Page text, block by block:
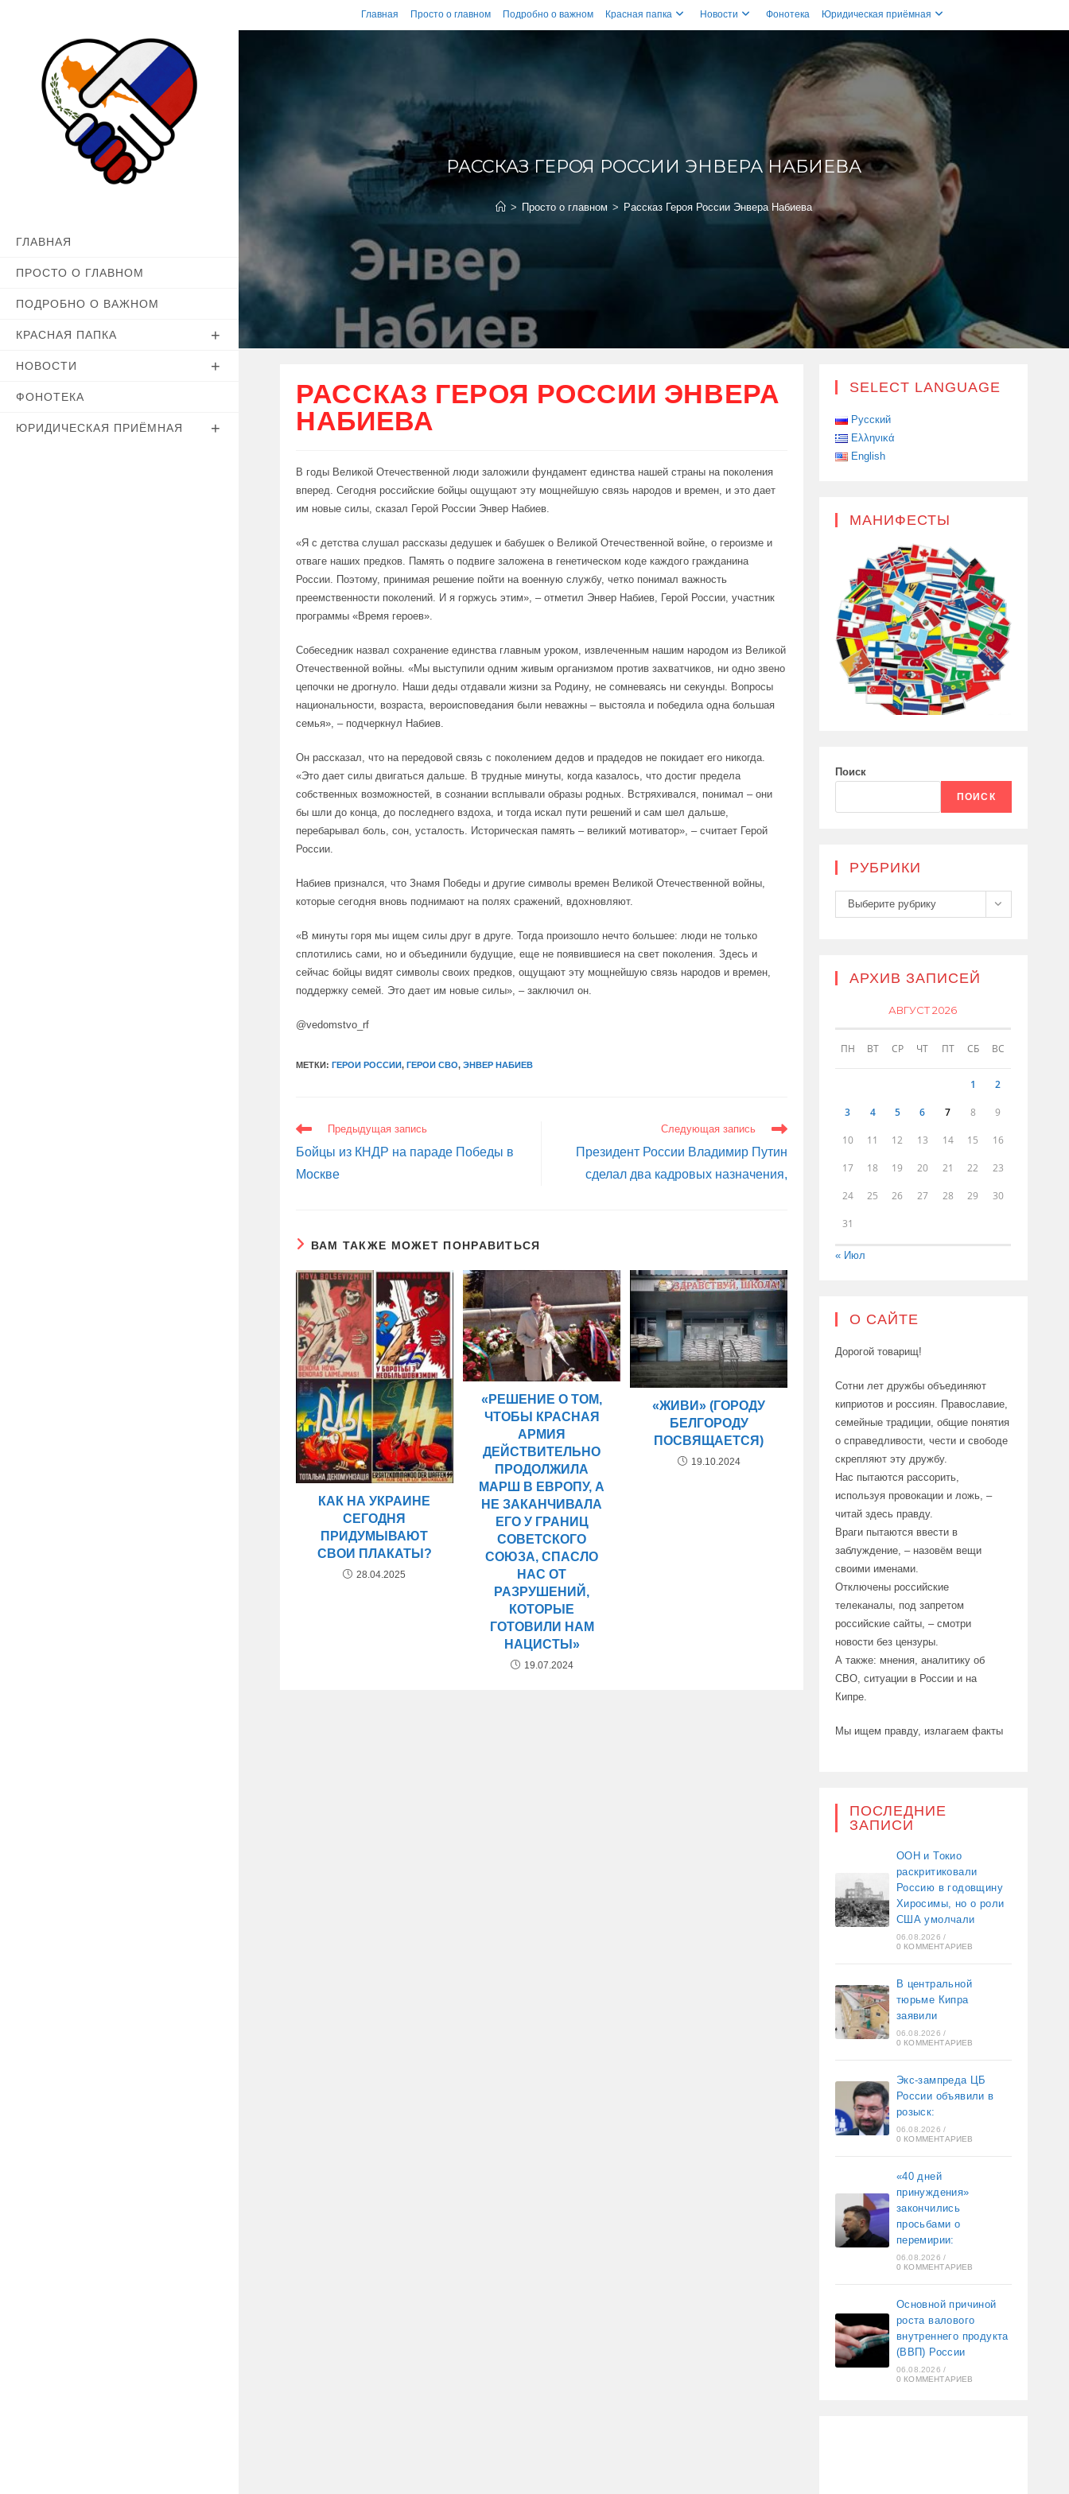
к
Главная Просто о главном Подробно о важном Красная папка Новости Фонотека Юридическая приёмная
ГЛАВНАЯ
ПРОСТО О ГЛАВНОМ
ПОДРОБНО О ВАЖНОМ
КРАСНАЯ ПАПКА
НОВОСТИ
ФОНОТЕКА
ЮРИДИЧЕСКАЯ ПРИЁМНАЯ
РАССКАЗ ГЕРОЯ РОССИИ ЭНВЕРА НАБИЕВА
> Просто о главном > Рассказ Героя России Энвера Набиева
РАССКАЗ ГЕРОЯ РОССИИ ЭНВЕРА
НАБИЕВА
В годы Великой Отечественной люди заложили фундамент единства нашей страны на поколения
вперед. Сегодня российские бойцы ощущают эту мощнейшую связь народов и времен, и это дает
им новые силы, сказал Герой России Энвер Набиев.
«Я с детства слушал рассказы дедушек и бабушек о Великой Отечественной войне, о героизме и
отваге наших предков. Память о подвиге заложена в генетическом коде каждого гражданина
России. Поэтому, принимая решение пойти на военную службу, четко понимал важность
преемственности поколений. И я горжусь этим», – отметил Энвер Набиев, Герой России, участник
программы «Время героев».
Собеседник назвал сохранение единства главным уроком, извлеченным нашим народом из Великой
Отечественной войны. «Мы выступили одним живым организмом против захватчиков, ни одно звено
цепочки не дрогнуло. Наши деды отдавали жизни за Родину, не сомневаясь ни секунды. Вопросы
национальности, возраста, вероисповедания были неважны – выстояла и победила одна большая
семья», – подчеркнул Набиев.
Он рассказал, что на передовой связь с поколением дедов и прадедов не покидает его никогда.
«Это дает силы двигаться дальше. В трудные минуты, когда казалось, что достиг предела
собственных возможностей, в сознании всплывали образы родных. Встряхивался, понимал – они
бы шли до конца, до последнего вздоха, и тогда искал пути решений и сам шел дальше,
перебарывал боль, сон, усталость. Историческая память – великий мотиватор», – считает Герой
России.
Набиев признался, что Знамя Победы и другие символы времен Великой Отечественной войны,
которые сегодня вновь поднимают на полях сражений, вдохновляют.
«В минуты горя мы ищем силы друг в друге. Тогда произошло нечто большее: люди не только
сплотились сами, но и объединили будущие, еще не появившиеся на свет поколения. Здесь и
сейчас бойцы видят символы своих предков, ощущают эту мощнейшую связь народов и времен,
поддержку семей. Это дает им новые силы», – заключил он.
@vedomstvo_rf
МЕТКИ:ГЕРОИ РОССИИ, ГЕРОИ СВО, ЭНВЕР НАБИЕВ
ЕЩЕ
СТАТЬИ
Предыдущая запись
Бойцы из КНДР на параде Победы в
Москве
Следующая запись
Президент России Владимир Путин
сделал два кадровых назначения,
ВАМ ТАКЖЕ МОЖЕТ ПОНРАВИТЬСЯ
КАК НА УКРАИНЕ
СЕГОДНЯ
ПРИДУМЫВАЮТ
СВОИ ПЛАКАТЫ?
28.04.2025
«РЕШЕНИЕ О ТОМ,
ЧТОБЫ КРАСНАЯ
АРМИЯ
ДЕЙСТВИТЕЛЬНО
ПРОДОЛЖИЛА
МАРШ В ЕВРОПУ, А
НЕ ЗАКАНЧИВАЛА
ЕГО У ГРАНИЦ
СОВЕТСКОГО
СОЮЗА, СПАСЛО
НАС ОТ
РАЗРУШЕНИЙ,
КОТОРЫЕ
ГОТОВИЛИ НАМ
НАЦИСТЫ»
19.07.2024
«ЖИВИ» (ГОРОДУ
БЕЛГОРОДУ
ПОСВЯЩАЕТСЯ)
19.10.2024
SELECT LANGUAGE
Русский
Ελληνικά
English
МАНИФЕСТЫ
Поиск
ПОИСК
РУБРИКИ
Рубрики
Выберите рубрику
АРХИВ ЗАПИСЕЙ
АВГУСТ 2026
ПН ВТ СР ЧТ ПТ СБ ВС
1 2
3 4 5 6 7 8 9
10 11 12 13 14 15 16
17 18 19 20 21 22 23
24 25 26 27 28 29 30
31
« Июл
О САЙТЕ
Дорогой товарищ!
Сотни лет дружбы объединяют
киприотов и россиян. Православие,
семейные традиции, общие понятия
о справедливости, чести и свободе
скрепляют эту дружбу.
Нас пытаются рассорить,
используя провокации и ложь, –
читай здесь правду.
Враги пытаются ввести в
заблуждение, – назовём вещи
своими именами.
Отключены российские
телеканалы, под запретом
российские сайты, – смотри
новости без цензуры.
А также: мнения, аналитику об
СВО, ситуации в России и на
Кипре.
Мы ищем правду, излагаем факты
ПОСЛЕДНИЕ
ЗАПИСИ
ООН и Токио
раскритиковали
Россию в годовщину
Хиросимы, но о роли
США умолчали
06.08.2026 /
0 КОММЕНТАРИЕВ
В центральной
тюрьме Кипра
заявили
06.08.2026 /
0 КОММЕНТАРИЕВ
Экс-зампреда ЦБ
России объявили в
розыск:
06.08.2026 /
0 КОММЕНТАРИЕВ
«40 дней
принуждения»
закончились
просьбами о
перемирии:
06.08.2026 /
0 КОММЕНТАРИЕВ
Основной причиной
роста валового
внутреннего продукта
(ВВП) России
06.08.2026 /
0 КОММЕНТАРИЕВ